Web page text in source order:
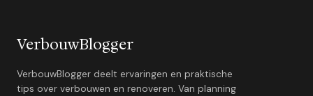
VerbouwBlogger
VerbouwBlogger deelt ervaringen en praktische
tips over verbouwen en renoveren. Van planning